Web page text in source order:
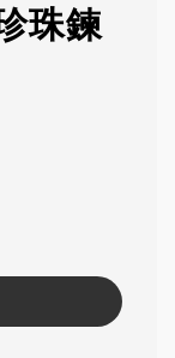
珠鍊